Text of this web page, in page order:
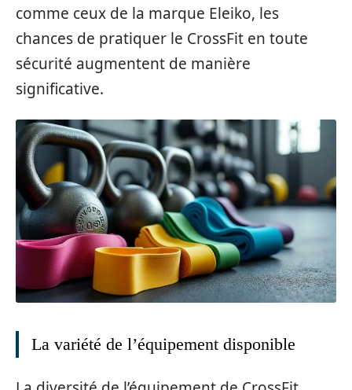
comme ceux de la marque Eleiko, les
chances de pratiquer le CrossFit en toute
sécurité augmentent de manière
significative.
La variété de l’équipement disponible